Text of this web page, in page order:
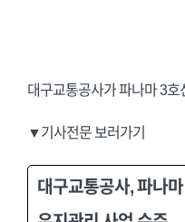
대구교통공사가 파나마 3호
▼기사전문 보러가기
대구교통공사, 파나